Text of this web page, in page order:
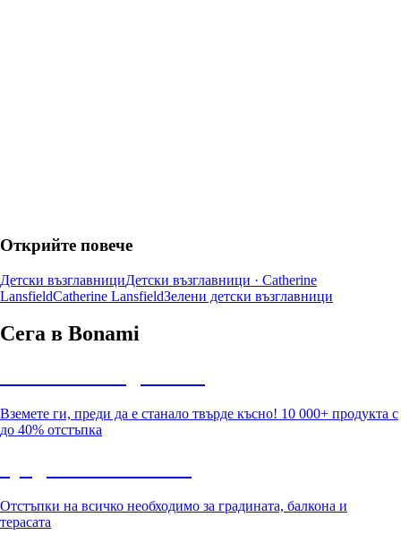
Открийте повече
Детски възглавнициДетски възглавници · Catherine
LansfieldCatherine LansfieldЗелени детски възглавници
Сега в Bonami
Вземете ги, преди да е станало твърде късно! 10 000+ продукта с
до 40% отстъпка
Отстъпки на всичко необходимо за градината, балкона и
терасата